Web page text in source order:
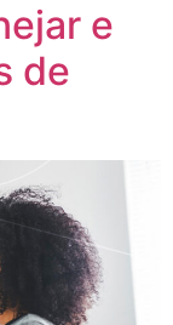
e
de